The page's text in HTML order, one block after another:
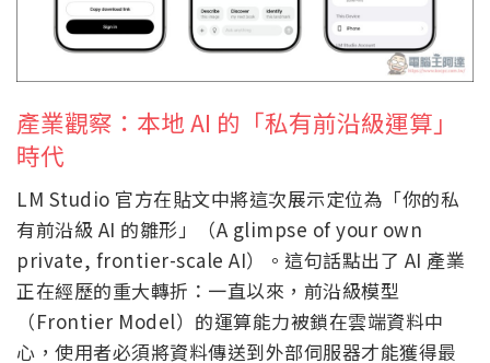
產業觀察：本地 AI 的「私有前沿級運算」
時代
LM Studio 官方在貼文中將這次展示定位為「你的私
有前沿級 AI 的雛形」（A glimpse of your own
private, frontier-scale AI）。這句話點出了 AI 產業
正在經歷的重大轉折：一直以來，前沿級模型
（Frontier Model）的運算能力被鎖在雲端資料中
心，使用者必須將資料傳送到外部伺服器才能獲得最